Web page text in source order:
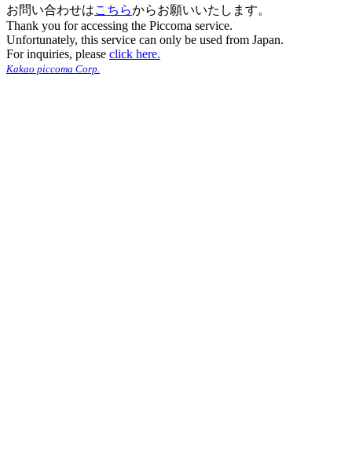
お問い合わせはこちらからお願いいたします。
Thank you for accessing the Piccoma service.
Unfortunately, this service can only be used from Japan.
For inquiries, please click here.
Kakao piccoma Corp.